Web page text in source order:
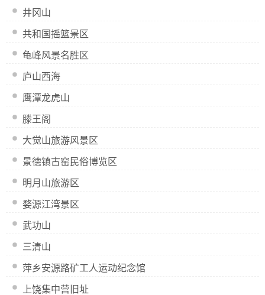
井冈山
共和国摇篮景区
龟峰风景名胜区
庐山西海
鹰潭龙虎山
滕王阁
大觉山旅游风景区
景德镇古窑民俗博览区
明月山旅游区
婺源江湾景区
武功山
三清山
萍乡安源路矿工人运动纪念馆
上饶集中营旧址